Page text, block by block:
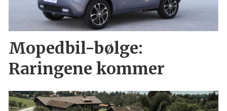
Mopedbil-bølge:
Raringene kommer